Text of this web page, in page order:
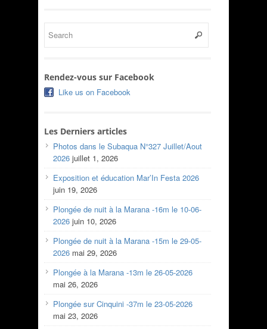
Rendez-vous sur Facebook
Like us on Facebook
Les Derniers articles
Photos dans le Subaqua N°327 Juillet/Aout
2026 juillet 1, 2026
Exposition et éducation Mar’In Festa 2026
juin 19, 2026
Plongée de nuit à la Marana -16m le 10-06-
2026 juin 10, 2026
Plongée de nuit à la Marana -15m le 29-05-
2026 mai 29, 2026
Plongée à la Marana -13m le 26-05-2026
mai 26, 2026
Plongée sur Cinquini -37m le 23-05-2026
mai 23, 2026